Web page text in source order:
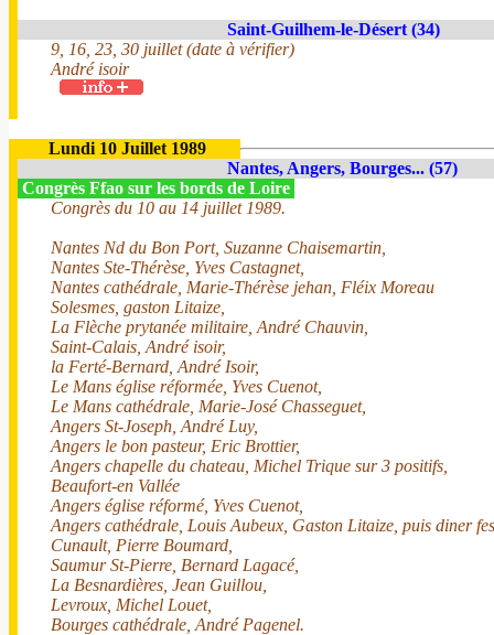
Saint-Guilhem-le-Désert (34)
9, 16, 23, 30 juillet (date à vérifier)
André isoir
Lundi 10 Juillet 1989
Nantes, Angers, Bourges... (57)
Congrès Ffao sur les bords de Loire
Congrès du 10 au 14 juillet 1989.
Nantes Nd du Bon Port, Suzanne Chaisemartin,
Nantes Ste-Thérèse, Yves Castagnet,
Nantes cathédrale, Marie-Thérèse jehan, Fléix Moreau
Solesmes, gaston Litaize,
La Flèche prytanée militaire, André Chauvin,
Saint-Calais, André isoir,
la Ferté-Bernard, André Isoir,
Le Mans église réformée, Yves Cuenot,
Le Mans cathédrale, Marie-José Chasseguet,
Angers St-Joseph, André Luy,
Angers le bon pasteur, Eric Brottier,
Angers chapelle du chateau, Michel Trique sur 3 positifs,
Beaufort-en Vallée
Angers église réformé, Yves Cuenot,
Angers cathédrale, Louis Aubeux, Gaston Litaize, puis diner
Cunault, Pierre Boumard,
Saumur St-Pierre, Bernard Lagacé,
La Besnardières, Jean Guillou,
Levroux, Michel Louet,
Bourges cathédrale, André Pagenel.